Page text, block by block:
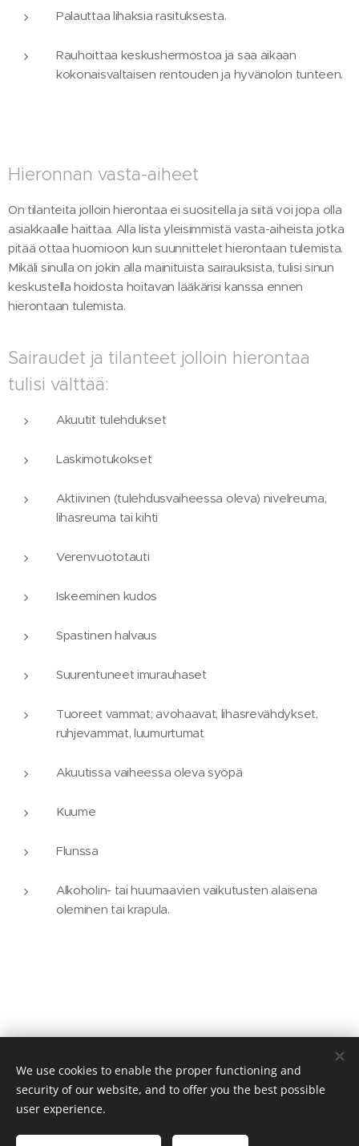
Palauttaa lihaksia rasituksesta.
Rauhoittaa keskushermostoa ja saa aikaan
kokonaisvaltaisen rentouden ja hyvänolon tunteen.
Hieronnan vasta-aiheet
On tilanteita jolloin hierontaa ei suositella ja siitä voi jopa olla
asiakkaalle haittaa. Alla lista yleisimmistä vasta-aiheista jotka
pitää ottaa huomioon kun suunnittelet hierontaan tulemista.
Mikäli sinulla on jokin alla mainituista sairauksista, tulisi sinun
keskustella hoidosta hoitavan lääkärisi kanssa ennen
hierontaan tulemista.
Sairaudet ja tilanteet jolloin hierontaa
tulisi välttää:
Akuutit tulehdukset
Laskimotukokset
Aktiivinen (tulehdusvaiheessa oleva) nivelreuma,
lihasreuma tai kihti
Verenvuototauti
Iskeeminen kudos
Spastinen halvaus
Suurentuneet imurauhaset
Tuoreet vammat; avohaavat, lihasrevähdykset,
ruhjevammat, luumurtumat
Akuutissa vaiheessa oleva syöpä
Kuume
Flunssa
Alkoholin- tai huumaavien vaikutusten alaisena
oleminen tai krapula.
© 2022Haagan Hieronta, Tinatie 5 (in the courtyard), 00440
Helsinki
Kehon ja mielen voima Y-tunnus: 2954034-2
Languages
We use cookies to enable the proper functioning and
security of our website, and to offer you the best possible
user experience.